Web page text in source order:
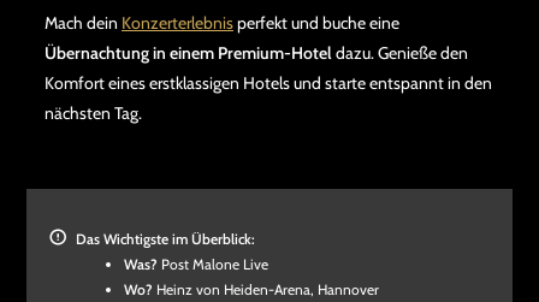
Mach dein Konzerterlebnisperfekt und buche eine
Übernachtung in einem Premium-Hoteldazu. Genieße den
Komfort eines erstklassigen Hotels und starte entspannt in den
nächsten Tag.
Das Wichtigste im Überblick:
Was? Post Malone Live
Wo? Heinz von Heiden-Arena, Hannover